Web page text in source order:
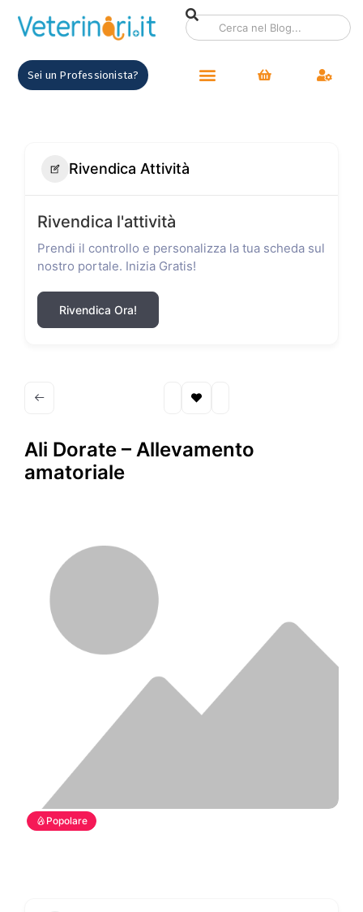
Sei un Professionista?
Rivendica Attività
Rivendica l'attività
Prendi il controllo e personalizza la tua scheda sul
nostro portale. Inizia Gratis!
Rivendica Ora!
Ali Dorate – Allevamento
amatoriale
Popolare